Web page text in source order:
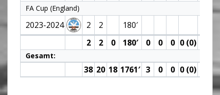
FA Cup (England)
2023-2024 2 2
180′
2
2 0 180′ 0 0 0 0 (0)
Gesamt:
38 20 18 1761′ 3 0 0 0 (0)